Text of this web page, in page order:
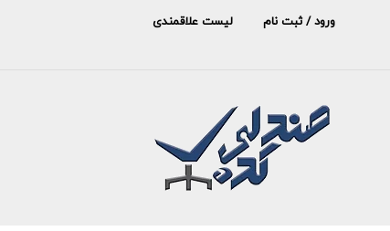
ورود / ثبت نام لیست علاقمندی